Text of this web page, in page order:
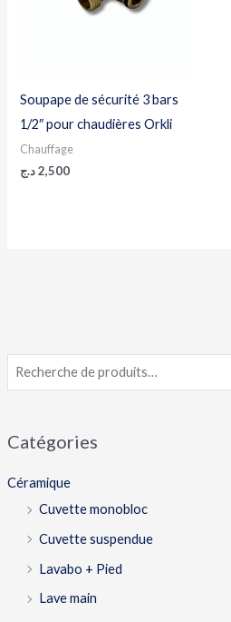
Catégories
Céramique
Cuvette monobloc
Cuvette suspendue
Lavabo + Pied
Lave main
Soupape de sécurité 3 bars
1/2″ pour chaudières Orkli
Chauffage
2,500 د.ج